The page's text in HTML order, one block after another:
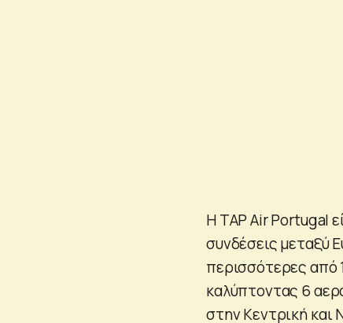
Η TAP Air Portugal
συνδέσεις μεταξύ
περισσότερες από
καλύπτοντας 6
στην Κεντρική και